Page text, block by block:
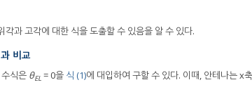
과 고각에 대한 식을 도출할 수 있음을 알 수 있다.
비교
식은 θEL = 0을 식 (1)에 대입하여 구할 수 있다. 이때, 안테나는 x